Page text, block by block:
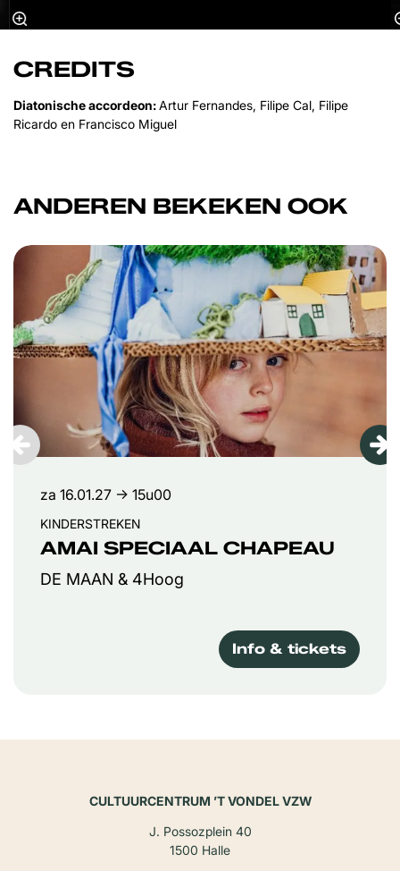
CREDITS
Diatonische accordeon:Artur Fernandes, Filipe Cal, Filipe
Ricardo en Francisco Miguel
ANDEREN BEKEKEN OOK
Overslaan
AMAI SPECIAAL CHAPEAU
DE MAAN & 4Hoog
KINDERSTREKEN
za 16.01.27 → 15u00
Info & tickets
CULTUURCENTRUM ’T VONDEL VZW
J. Possozplein 40
1500 Halle